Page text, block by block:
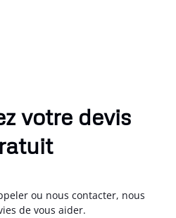
votre devis
ou nous contacter, nous
de vous aider.